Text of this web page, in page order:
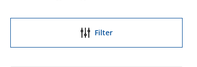
Filter